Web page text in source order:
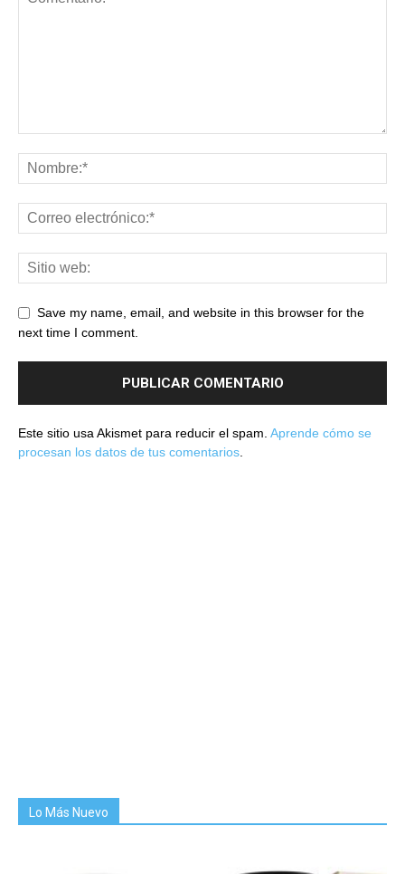
Save my name, email, and website in this browser for the
next time I comment.
Este sitio usa Akismet para reducir el spam. Aprende cómo se
procesan los datos de tus comentarios
Lo Más Nuevo